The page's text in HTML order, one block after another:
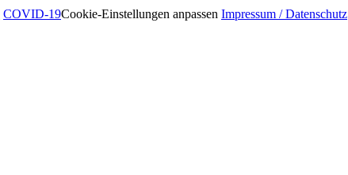
COVID-19Cookie-Einstellungen anpassen Impressum / Datenschutz